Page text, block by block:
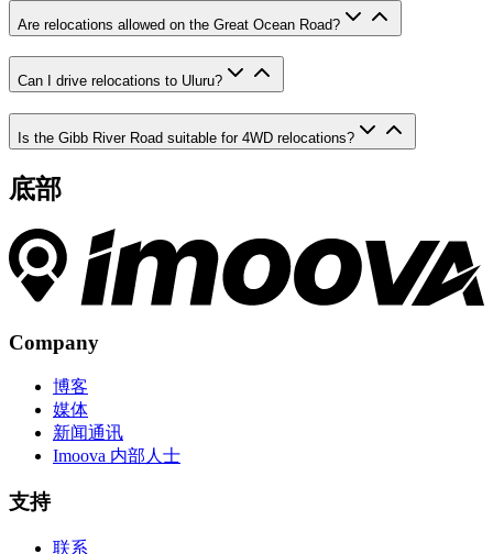
Are relocations allowed on the Great Ocean Road?
Can I drive relocations to Uluru?
Is the Gibb River Road suitable for 4WD relocations?
底部
Company
博客
媒体
新闻通讯
Imoova 内部人士
支持
联系